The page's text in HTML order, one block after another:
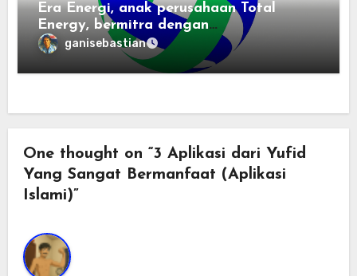
Era Energi, anak perusahaan Total
Energy, bermitra dengan
Zhuochuangtong untuk mempercepat
transisi energi Indonesia — raksasa
energi global bergabung dengan tim
ganisebastian
One thought on “3 Aplikasi dari Yufid
Yang Sangat Bermanfaat (Aplikasi
Islami)”